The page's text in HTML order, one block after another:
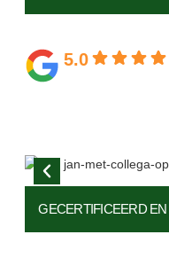
5.0
GECERTIFICEERD EN